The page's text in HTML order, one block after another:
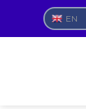
EN